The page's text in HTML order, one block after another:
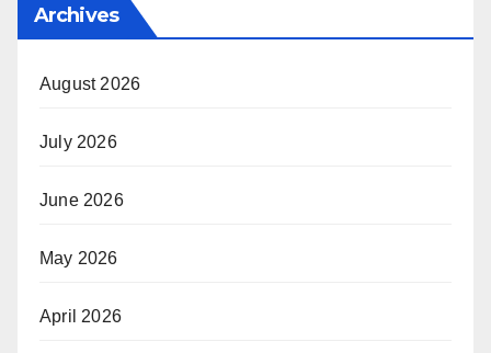
Archives
August 2026
July 2026
June 2026
May 2026
April 2026